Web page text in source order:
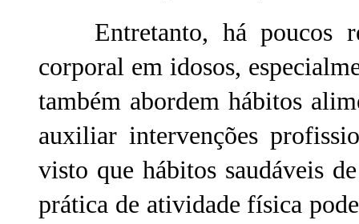
Entretanto, há poucos
corporal em idosos,
também abordem hábitos
auxiliar intervenções
visto que hábitos saudáveis
prática de atividade física